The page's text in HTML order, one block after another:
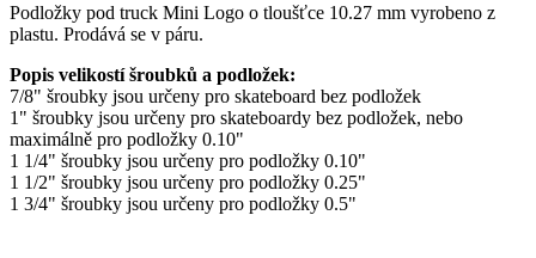
Podložky pod truck Mini Logo o tloušťce 10.27 mm vyrobeno z
plastu. Prodává se v páru.
Popis velikostí šroubků a podložek:
7/8" šroubky jsou určeny pro skateboard bez podložek
1" šroubky jsou určeny pro skateboardy bez podložek, nebo
maximálně pro podložky 0.10"
1 1/4" šroubky jsou určeny pro podložky 0.10"
1 1/2" šroubky jsou určeny pro podložky 0.25"
1 3/4" šroubky jsou určeny pro podložky 0.5"